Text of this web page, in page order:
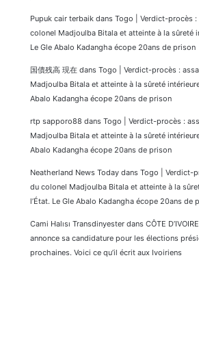
Pupuk cair terbaik dans Togo | Verdict-procès :
colonel Madjoulba Bitala et atteinte à la sûreté
Le Gle Abalo Kadangha écope 20ans de prison
国債残高 現在 dans Togo | Verdict-procès :
Madjoulba Bitala et atteinte à la sûreté
Abalo Kadangha écope 20ans de prison
rtp sapporo88 dans Togo | Verdict-procès :
Madjoulba Bitala et atteinte à la sûreté
Abalo Kadangha écope 20ans de prison
Neatherland News Today dans Togo | Verdict-
du colonel Madjoulba Bitala et atteinte à la
l’État. Le Gle Abalo Kadangha écope 20ans de
Cami Halısı Transdinyester dans CÔTE
annonce sa candidature pour les élections
prochaines. Voici ce qu’il écrit aux Ivoiriens